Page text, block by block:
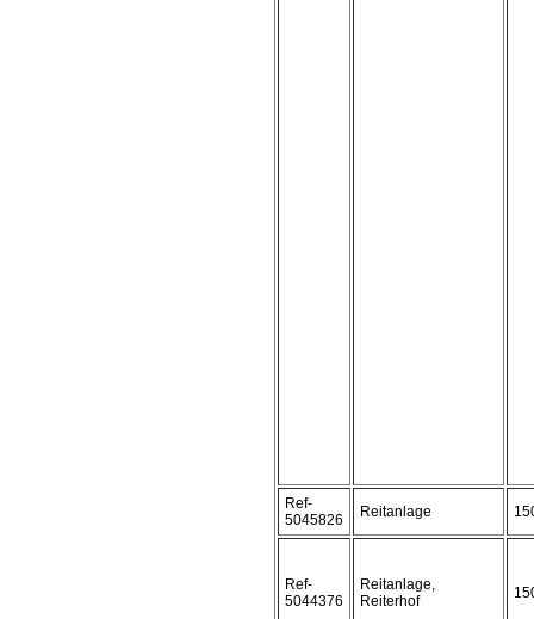
Ref-
5045826
Reitanlage
Ref-
5044376
Reitanlage,
Reiterhof